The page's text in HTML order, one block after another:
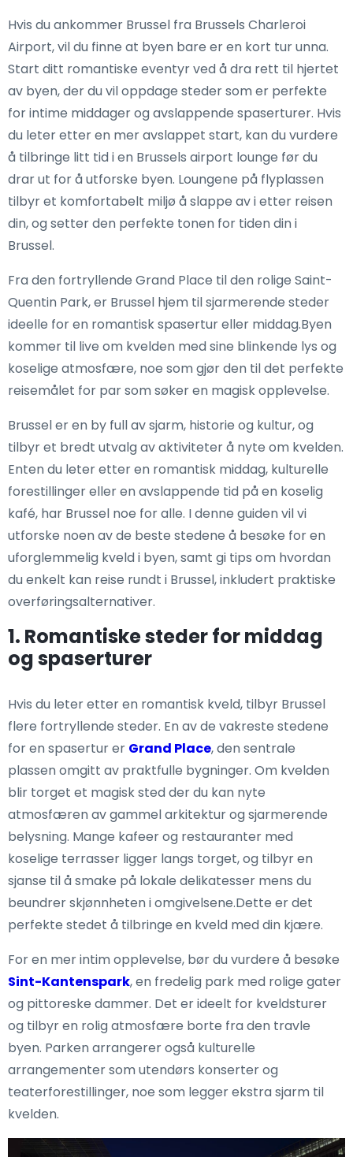
Hvis du ankommer Brussel fra Brussels Charleroi
Airport, vil du finne at byen bare er en kort tur unna.
Start ditt romantiske eventyr ved å dra rett til hjertet
av byen, der du vil oppdage steder som er perfekte
for intime middager og avslappende spaserturer. Hvis
du leter etter en mer avslappet start, kan du vurdere
å tilbringe litt tid i en Brussels airport lounge før du
drar ut for å utforske byen. Loungene på flyplassen
tilbyr et komfortabelt miljø å slappe av i etter reisen
din, og setter den perfekte tonen for tiden din i
Brussel.
Fra den fortryllende Grand Place til den rolige Saint-
Quentin Park, er Brussel hjem til sjarmerende steder
ideelle for en romantisk spasertur eller middag.Byen
kommer til live om kvelden med sine blinkende lys og
koselige atmosfære, noe som gjør den til det perfekte
reisemålet for par som søker en magisk opplevelse.
Brussel er en by full av sjarm, historie og kultur, og
tilbyr et bredt utvalg av aktiviteter å nyte om kvelden.
Enten du leter etter en romantisk middag, kulturelle
forestillinger eller en avslappende tid på en koselig
kafé, har Brussel noe for alle. I denne guiden vil vi
utforske noen av de beste stedene å besøke for en
uforglemmelig kveld i byen, samt gi tips om hvordan
du enkelt kan reise rundt i Brussel, inkludert praktiske
overføringsalternativer.
1. Romantiske steder for middag
og spaserturer
Hvis du leter etter en romantisk kveld, tilbyr Brussel
flere fortryllende steder. En av de vakreste stedene
for en spasertur er Grand Place, den sentrale
plassen omgitt av praktfulle bygninger. Om kvelden
blir torget et magisk sted der du kan nyte
atmosfæren av gammel arkitektur og sjarmerende
belysning. Mange kafeer og restauranter med
koselige terrasser ligger langs torget, og tilbyr en
sjanse til å smake på lokale delikatesser mens du
beundrer skjønnheten i omgivelsene.Dette er det
perfekte stedet å tilbringe en kveld med din kjære.
For en mer intim opplevelse, bør du vurdere å besøke
Sint-Kantenspark, en fredelig park med rolige gater
og pittoreske dammer. Det er ideelt for kveldsturer
og tilbyr en rolig atmosfære borte fra den travle
byen. Parken arrangerer også kulturelle
arrangementer som utendørs konserter og
teaterforestillinger, noe som legger ekstra sjarm til
kvelden.